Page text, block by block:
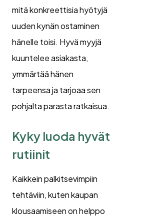
mitä konkreettisia hyötyjä
uuden kynän ostaminen
hänelle toisi. Hyvä myyjä
kuuntelee asiakasta,
ymmärtää hänen
tarpeensa ja tarjoaa sen
pohjalta parasta ratkaisua.
Kyky luoda hyvät
rutiinit
Kaikkein palkitsevimpiin
tehtäviin, kuten kaupan
klousaamiseen on helppo